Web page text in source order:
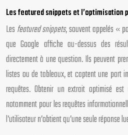
Les featured snippets et l’optimisation
Les featured snippets, souvent appelés «
que Google affiche au-dessus des
directement à une question. Ils peuvent
listes ou de tableaux, et captent une part
requêtes. Obtenir un extrait optimisé
notamment pour les requêtes
l’utilisateur n’obtient qu’une seule réponse